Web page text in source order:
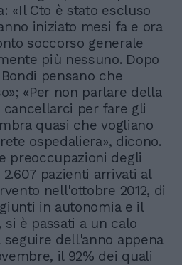
«Il Cto è stato escluso
iniziato mesi fa e ora
soccorso generale
più nessuno. Dopo
pensano che
«Per non parlare della
cancellarci per fare gli
quasi che vogliano
ospedaliera», dicono.
preoccupazioni degli
pazienti arrivati al
nell'ottobre 2012, di
in autonomia e il
è passati a un calo
dell'anno appena
il 92% dei quali